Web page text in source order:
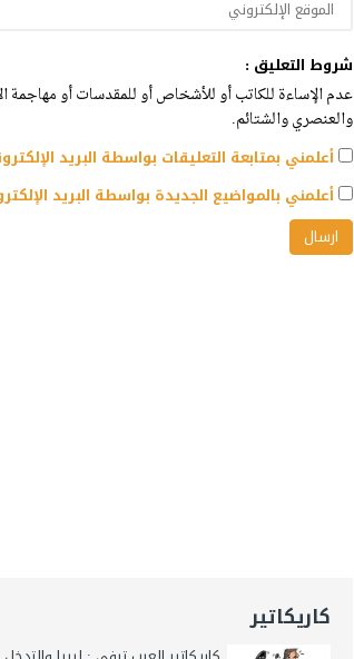
شروط التعليق :
عدم الإساءة للكاتب أو للأشخاص أو للمقدسات أو مهاجمة
والعنصري والشتائم.
أعلمني بمتابعة التعليقات بواسطة البريد
أعلمني بالمواضيع الجديدة بواسطة البريد
كاريكاتير